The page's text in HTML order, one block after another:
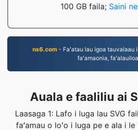
100 GB faila; Saini
ns6.com- Faʻatau lau igoa tauvalaau i
faʻamaonia,
Auala e faaliliu ai
Laasaga 1: Lafo i luga lau SVG
faʻamau o loʻo i luga pe e ala i le